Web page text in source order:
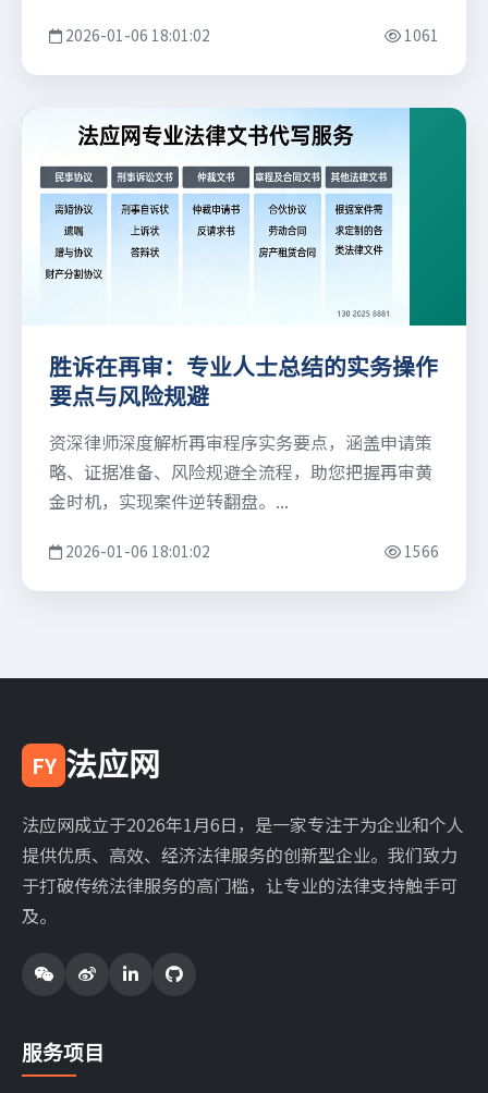
2026-01-06 18:01:02 1061
胜诉在再审：专业人士总结的实务操作
要点与风险规避
资深律师深度解析再审程序实务要点，涵盖申请策
略、证据准备、风险规避全流程，助您把握再审黄
金时机，实现案件逆转翻盘。...
2026-01-06 18:01:02 1566
FY 法应网
法应网成立于2026年1月6日，是一家专注于为企业和个人
提供优质、高效、经济法律服务的创新型企业。我们致力
于打破传统法律服务的高门槛，让专业的法律支持触手可
及。
服务项目